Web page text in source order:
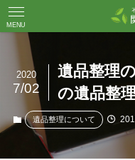
MENU
遺品整理
の遺品整
2020
7/02
遺品整理について